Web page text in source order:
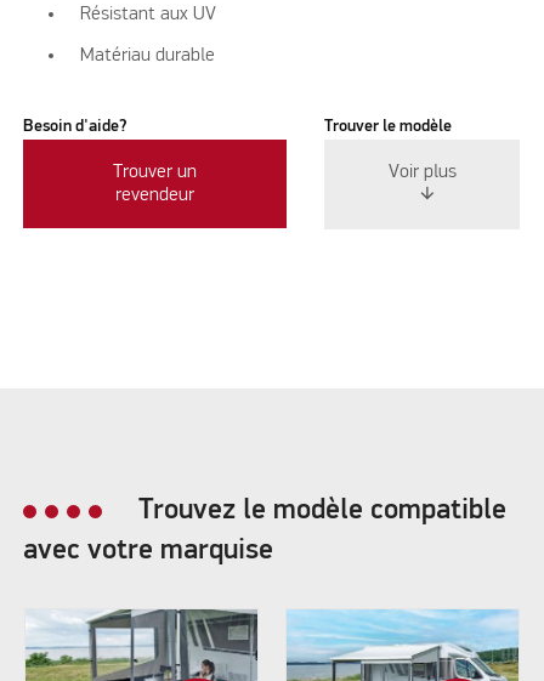
Résistant aux UV
Matériau durable
Besoin d'aide?
Trouver un
revendeur
Trouver le modèle
Voir plus
Trouvez le modèle compatible
avec votre marquise